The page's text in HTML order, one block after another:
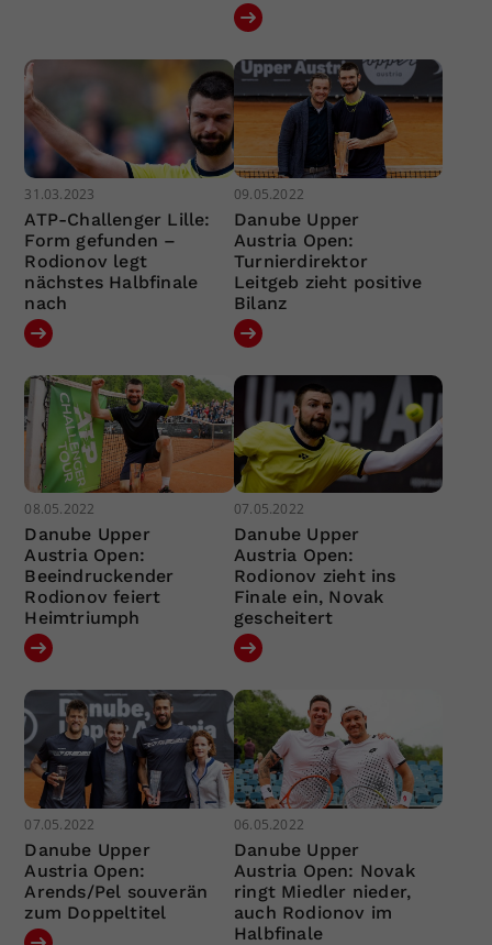
31.03.2023
ATP-Challenger Lille:
Form gefunden –
Rodionov legt
nächstes Halbfinale
nach
09.05.2022
Danube Upper
Austria Open:
Turnierdirektor
Leitgeb zieht positive
Bilanz
08.05.2022
Danube Upper
Austria Open:
Beeindruckender
Rodionov feiert
Heimtriumph
07.05.2022
Danube Upper
Austria Open:
Rodionov zieht ins
Finale ein, Novak
gescheitert
07.05.2022
Danube Upper
Austria Open:
Arends/Pel souverän
zum Doppeltitel
06.05.2022
Danube Upper
Austria Open: Novak
ringt Miedler nieder,
auch Rodionov im
Halbfinale